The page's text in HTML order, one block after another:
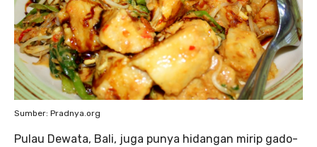
Sumber: Pradnya.org
Pulau Dewata, Bali, juga punya hidangan mirip gado-